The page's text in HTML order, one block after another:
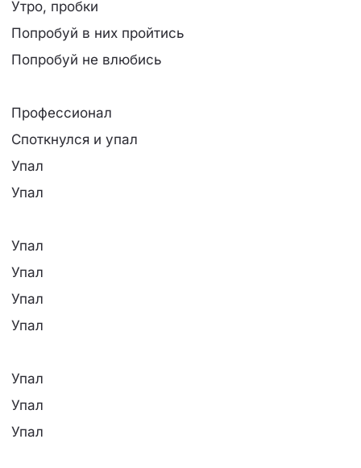
Утро, пробки
Попробуй в них пройтись
Попробуй не влюбись
Профессионал
Споткнулся и упал
Упал
Упал
Упал
Упал
Упал
Упал
Упал
Упал
Упал